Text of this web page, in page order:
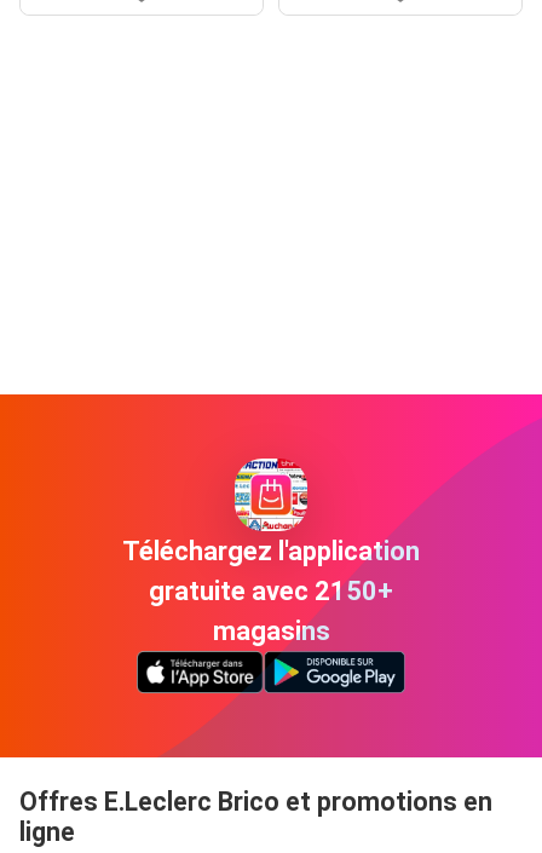
Téléchargez l'application
gratuite avec 2150+
magasins
Offres E.Leclerc Brico et promotions en
ligne